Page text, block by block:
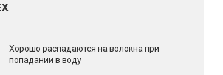
Хорошо распадаются на волокна при
попадании в воду